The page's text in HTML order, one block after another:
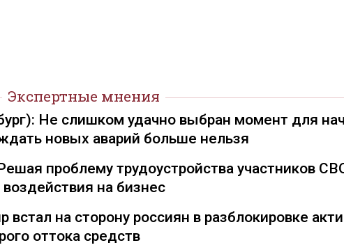
Экспертные мнения
Не слишком удачно выбран момент для
новых аварий больше нельзя
проблему трудоустройства участников
на бизнес
на сторону россиян в разблокировке
оттока средств